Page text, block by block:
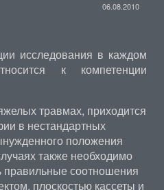
06.08.2010
исследования в каждом
к компетенции
травмах, приходится
в нестандартных
положения
также необходимо
правильные соотношения
плоскостью кассеты и